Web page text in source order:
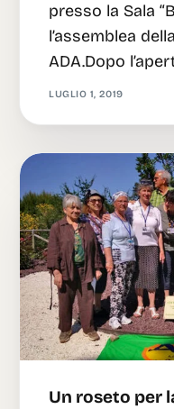
presso la Sala
l’assemblea
ADA.Dopo
LUGLIO 1, 2019
Un roseto per